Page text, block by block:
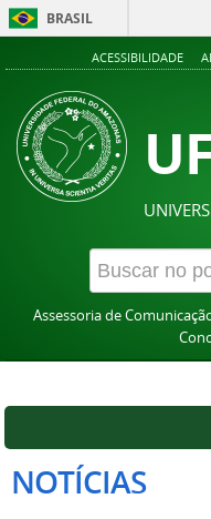
BRASIL
ACESSIBILIDADE
Assessoria de
NOTÍCIAS